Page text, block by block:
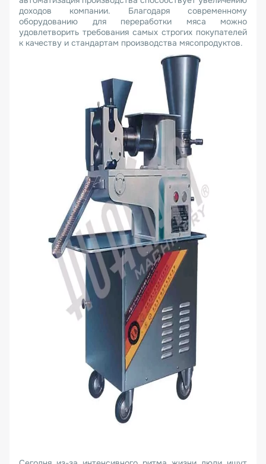
доходов компании. Благодаря современному
оборудованию для переработки мяса можно
удовлетворить требования самых строгих покупателей
к качеству и стандартам производства мясопродуктов.